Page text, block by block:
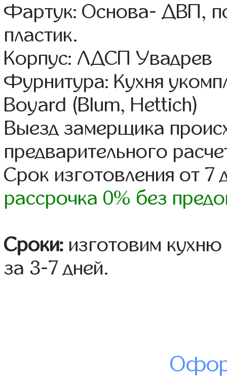
Фартук: Основа- ДВП,
пластик.
Корпус: ЛДСП Увадрев
Фурнитура: Кухня
Boyard (Blum, Hettich)
Выезд замерщика
предварительного
Срок изготовления от 7
рассрочка 0% без
Сроки: изготовим
за 3-7 дней.